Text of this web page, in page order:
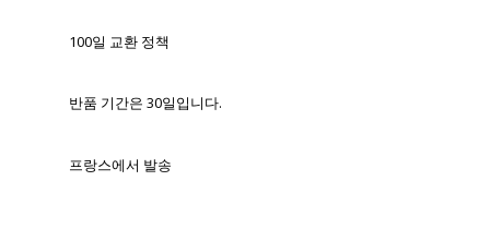
100일 교환 정책
반품 기간은 30일입니다.
프랑스에서 발송